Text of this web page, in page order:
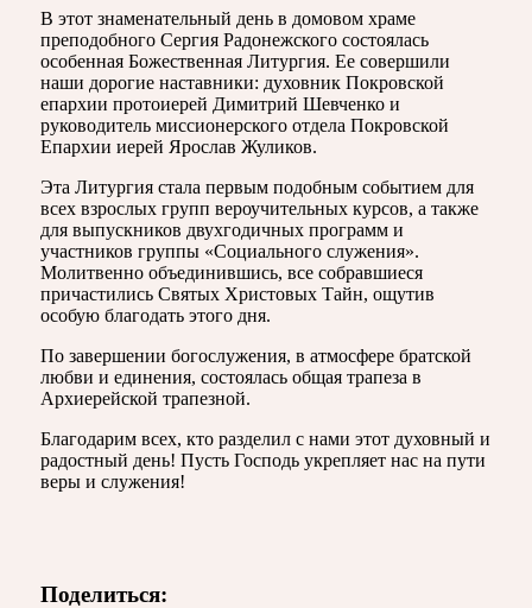
В этот знаменательный день в домовом храме
преподобного Сергия Радонежского состоялась
особенная Божественная Литургия. Ее совершили
наши дорогие наставники: духовник Покровской
епархии протоиерей Димитрий Шевченко и
руководитель миссионерского отдела Покровской
Епархии иерей Ярослав Жуликов.
Эта Литургия стала первым подобным событием для
всех взрослых групп вероучительных курсов, а также
для выпускников двухгодичных программ и
участников группы «Социального служения».
Молитвенно объединившись, все собравшиеся
причастились Святых Христовых Тайн, ощутив
особую благодать этого дня.
По завершении богослужения, в атмосфере братской
любви и единения, состоялась общая трапеза в
Архиерейской трапезной.
Благодарим всех, кто разделил с нами этот духовный и
радостный день! Пусть Господь укрепляет нас на пути
веры и служения!
Поделиться: